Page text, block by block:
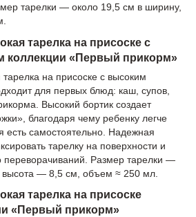
тарелки — около 19,5 см в ширину,
тарелка на присоске с
коллекции «Первый прикорм»
на присоске с высоким
для первых блюд: каш, супов,
Высокий бортик создает
благодаря чему ребенку легче
есть самостоятельно. Надежная
тарелку на поверхности и
переворачиваний. Размер тарелки —
высота — 8,5 см, объем ≈ 250 мл.
тарелка на присоске
«Первый прикорм»